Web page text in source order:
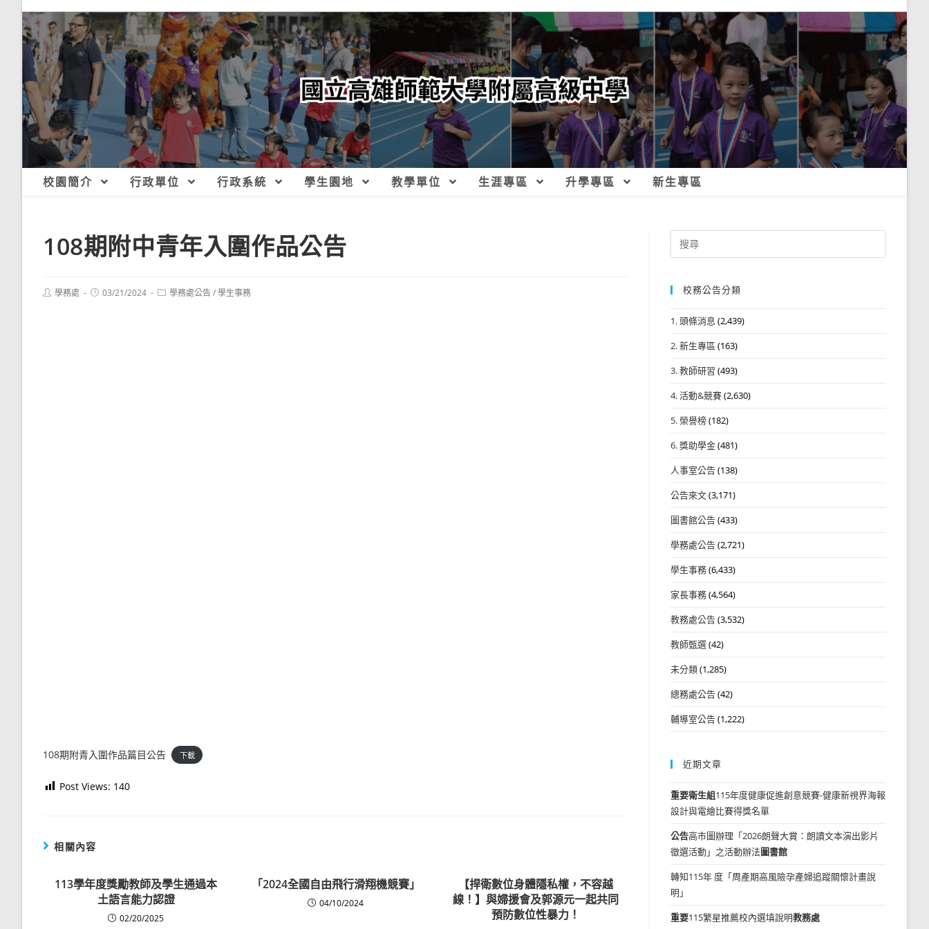
校園簡介 行政單位 行政系統 學生園地 教學單位 生涯專區 升學專區 新生專區
108期附中青年入圍作品公告
Post學務處
Post03/21/2024
Post學務處公告/學生事務
108期附青入圍作品篇目公告 下載
Post Views: 140
相關內容
113學年度獎勵教師及學生通過本
土語言能力認證
02/20/2025
「2024全國自由飛行滑翔機競賽」
04/10/2024
【捍衛數位身體隱私權，不容越
線！】與婦援會及郭源元一起共同
預防數位性暴力！
Search
for:
校務公告分類
1. 頭條消息 (2,439)
2. 新生專區 (163)
3. 教師研習 (493)
4. 活動&競賽(2,630)
5. 榮譽榜(182)
6. 獎助學金(481)
人事室公告(138)
公告來文(3,171)
圖書館公告(433)
學務處公告(2,721)
學生事務(6,433)
家長事務(4,564)
教務處公告(3,532)
教師甄選(42)
未分類(1,285)
總務處公告(42)
輔導室公告(1,222)
近期文章
重要衛生組115年度健康促進創意競賽-健康新視界海報
設計與電繪比賽得獎名單
公告高市圖辦理「2026朗聲大賞：朗讀文本演出影片
徵選活動」之活動辦法圖書館
轉知115年 度「周產期高風險孕產婦追蹤關懷計畫說
明」
重要115繁星推薦校內選填說明教務處